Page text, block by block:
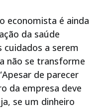
economista é ainda
da saúde
cuidados a serem
não se transforme
de parecer
da empresa deve
se um dinheiro